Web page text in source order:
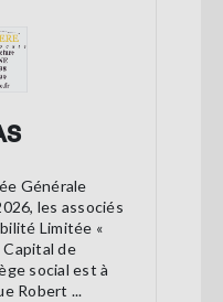
Générale
les associés
Limitée «
Capital de
social est à
Robert ...